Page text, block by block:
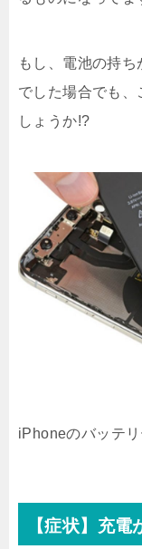
もし、電池の持ち
でした場合でも
しょうか!?
iPhoneのバッテ
【症状】充電